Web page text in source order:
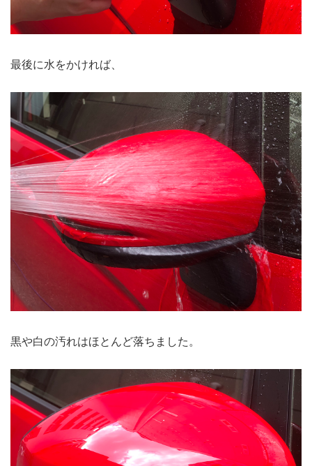
最後に水をかければ、
黒や白の汚れはほとんど落ちました。